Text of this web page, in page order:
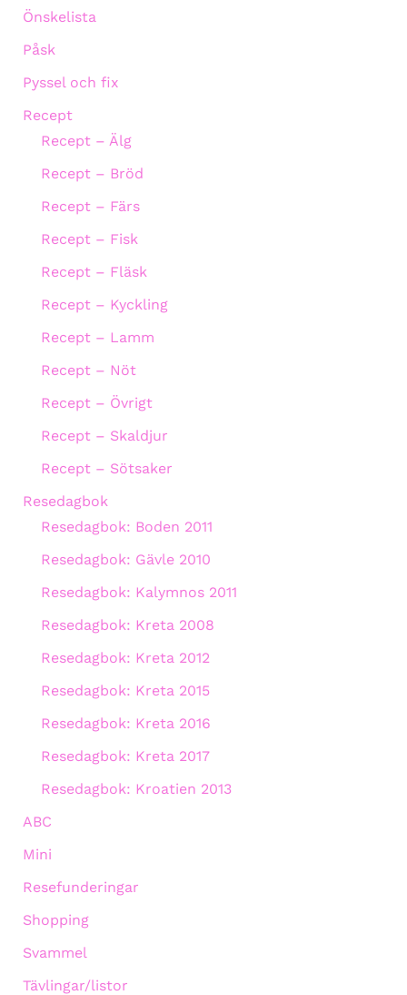
Önskelista
Påsk
Pyssel och fix
Recept
Recept – Älg
Recept – Bröd
Recept – Färs
Recept – Fisk
Recept – Fläsk
Recept – Kyckling
Recept – Lamm
Recept – Nöt
Recept – Övrigt
Recept – Skaldjur
Recept – Sötsaker
Resedagbok
Resedagbok: Boden 2011
Resedagbok: Gävle 2010
Resedagbok: Kalymnos 2011
Resedagbok: Kreta 2008
Resedagbok: Kreta 2012
Resedagbok: Kreta 2015
Resedagbok: Kreta 2016
Resedagbok: Kreta 2017
Resedagbok: Kroatien 2013
ABC
Mini
Resefunderingar
Shopping
Svammel
Tävlingar/listor